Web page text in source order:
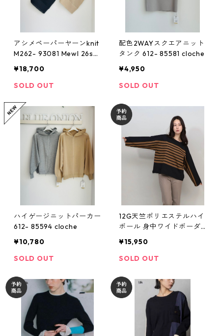
アシメペーパーヤーンknit
M262- 93081 Mewl 26ss
¥18,700
SOLD OUT
配色2WAYスクエアニット
タンク 612- 85581 cloche
¥4,950
SOLD OUT
ハイゲージニットパーカー
612- 85594 cloche
¥10,780
SOLD OUT
12G天竺ポリエステルハイ
ボール 身中ワイドボーダ
609-004
¥15,950
SOLD OUT